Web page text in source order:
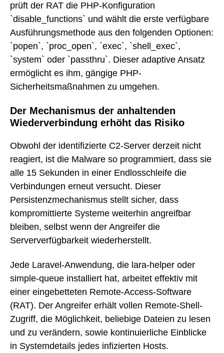
prüft der RAT die PHP-Konfiguration
`disable_functions` und wählt die erste verfügbare
Ausführungsmethode aus den folgenden Optionen:
`popen`, `proc_open`, `exec`, `shell_exec`,
`system` oder `passthru`. Dieser adaptive Ansatz
ermöglicht es ihm, gängige PHP-
Sicherheitsmaßnahmen zu umgehen.
Der Mechanismus der anhaltenden
Wiederverbindung erhöht das Risiko
Obwohl der identifizierte C2-Server derzeit nicht
reagiert, ist die Malware so programmiert, dass sie
alle 15 Sekunden in einer Endlosschleife die
Verbindungen erneut versucht. Dieser
Persistenzmechanismus stellt sicher, dass
kompromittierte Systeme weiterhin angreifbar
bleiben, selbst wenn der Angreifer die
Serververfügbarkeit wiederherstellt.
Jede Laravel-Anwendung, die lara-helper oder
simple-queue installiert hat, arbeitet effektiv mit
einer eingebetteten Remote-Access-Software
(RAT). Der Angreifer erhält vollen Remote-Shell-
Zugriff, die Möglichkeit, beliebige Dateien zu lesen
und zu verändern, sowie kontinuierliche Einblicke
in Systemdetails jedes infizierten Hosts.